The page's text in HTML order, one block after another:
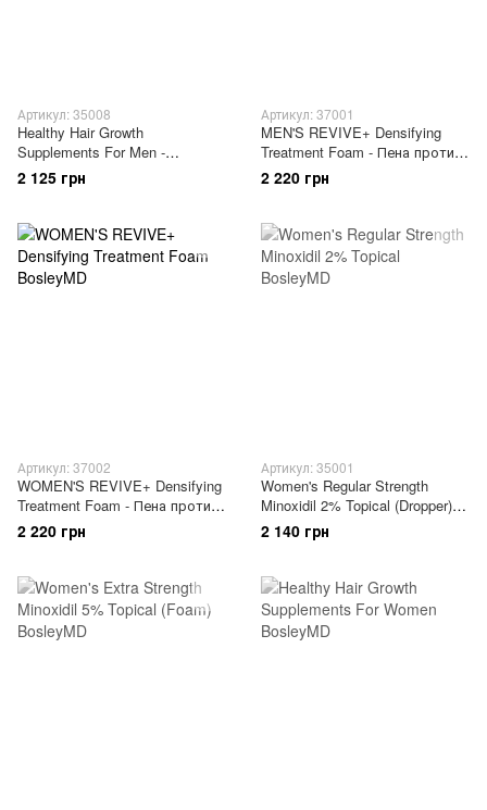
Артикул: 35008
Healthy Hair Growth
Supplements For Men -
Диетическая добавка для
роста здоровых волос у
2 125 грн
Артикул: 37001
MEN'S REVIVE+ Densifying
Treatment Foam - Пена против
выпадения волос у мужчин
2 220 грн
Артикул: 37002
WOMEN'S REVIVE+ Densifying
Treatment Foam - Пена против
выпадения волос у женщин
2 220 грн
Артикул: 35001
Women's Regular Strength
Minoxidil 2% Topical (Dropper) -
Раствор с миноксидилом 2%
для увеличения роста волос у
2 140 грн